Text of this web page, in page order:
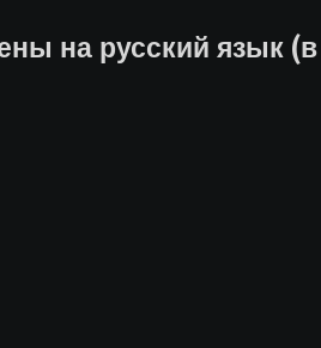
на русский язык